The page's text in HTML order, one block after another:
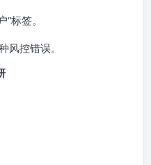
标签。
风控错误。